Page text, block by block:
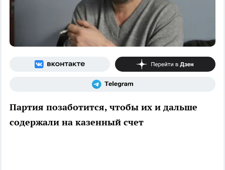
Партия позаботится, чтобы их и дальше
содержали на казенный счет